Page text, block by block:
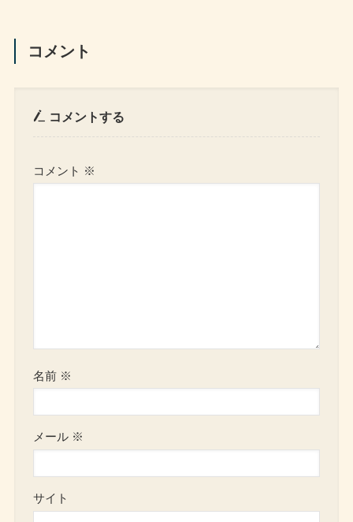
コメント
コメントする
コメント ※
名前 ※
メール ※
サイト